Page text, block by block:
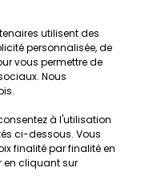
de produits
de vente
utilisent des
personnalisée, de
vous permettre de
Nous
à l'utilisation
ci-dessous. Vous
finalité par finalité en
en cliquant sur